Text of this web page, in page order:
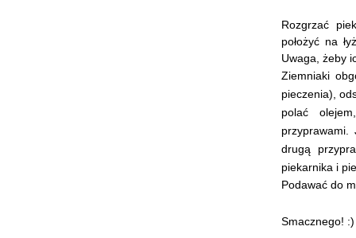
Rozgrzać
położyć na
Uwaga, żeby
Ziemniaki
pieczenia),
polać
drugą
piekarnika i
Podawać do
Smacznego! :)